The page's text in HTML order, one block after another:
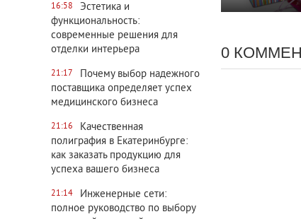
16:58
Эстетика и
функциональность:
современные решения для
отделки интерьера
21:17
Почему выбор надежного
поставщика определяет успех
медицинского бизнеса
21:16
Качественная
полиграфия в Екатеринбурге:
как заказать продукцию для
успеха вашего бизнеса
21:14
Инженерные сети:
полное руководство по выбору
0